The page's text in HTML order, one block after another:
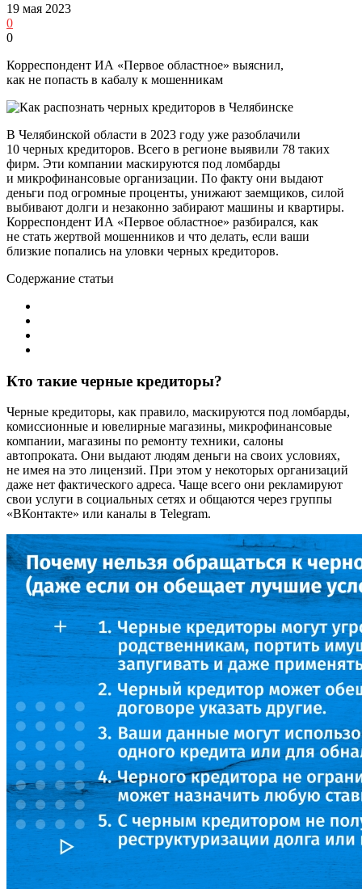
19 мая 2023
0
0
Корреспондент ИА «Первое областное» выяснил,
как не попасть в кабалу к мошенникам
В Челябинской области в 2023 году уже разоблачили
10 черных кредиторов. Всего в регионе выявили 78 таких
фирм. Эти компании маскируются под ломбарды
и микрофинансовые организации. По факту они выдают
деньги под огромные проценты, унижают заемщиков, силой
выбивают долги и незаконно забирают машины и квартиры.
Корреспондент ИА «Первое областное» разбирался, как
не стать жертвой мошенников и что делать, если ваши
близкие попались на уловки черных кредиторов.
Содержание статьи
Кто такие черные кредиторы?
Черные кредиторы, как правило, маскируются под ломбарды,
комиссионные и ювелирные магазины, микрофинансовые
компании, магазины по ремонту техники, салоны
автопроката. Они выдают людям деньги на своих условиях,
не имея на это лицензий. При этом у некоторых организаций
даже нет фактического адреса. Чаще всего они рекламируют
свои услуги в социальных сетях и общаются через группы
«ВКонтакте» или каналы в Telegram.